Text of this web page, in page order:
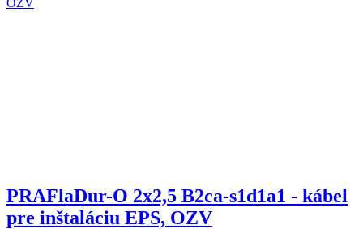
PRAFlaDur-O 2x2,5 B2ca-s1d1a1 - kábel
pre inštaláciu EPS, OZV